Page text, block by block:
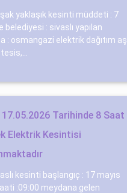
yaklaşık kesinti müddeti : 7
belediyesi : sivaslı yapılan
: osmangazi elektrik dağıtım aş
17.05.2026 Tarihinde 8 Saat
Elektrik Kesintisi
kesinti başlangıç : 17 mayıs
:09:00 meydana gelen